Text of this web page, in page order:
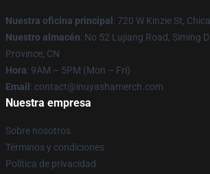
Nuestra oficina principal : 720 W Kinzie St,
Nuestro almacén: No 52 Lujiang Road, Siming
Province, CN
Hora: 9AM – 5PM (Mon – Fri)
Email : contact@inuyashamerch.com
Nuestra empresa
Sobre nosotros
Términos y condiciones
Política de privacidad